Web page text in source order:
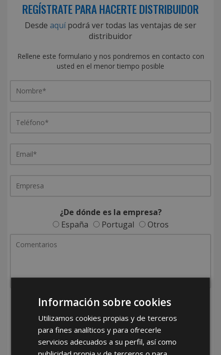
REGÍSTRATE PARA HACERTE DISTRIBUIDOR
Desde aquípodrá ver todas las ventajas de ser
distribuidor
Rellene este formulario y nos pondremos en contacto con
usted en el menor tiempo posible
¿De dónde es la empresa?
España
Portugal Otros
He leído y acepto laPolítica de Privacidad
Información sobre cookies
Utilizamos cookies propias y de terceros
para fines analíticos y para ofrecerle
servicios adecuados a su perfil, así como
publicidad propia y de terceros o para